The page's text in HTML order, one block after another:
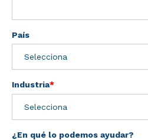
Adecuación al mercado
Desarrollo de productos
Negocio sustentable
País
Industria*
¿En qué lo podemos ayudar?